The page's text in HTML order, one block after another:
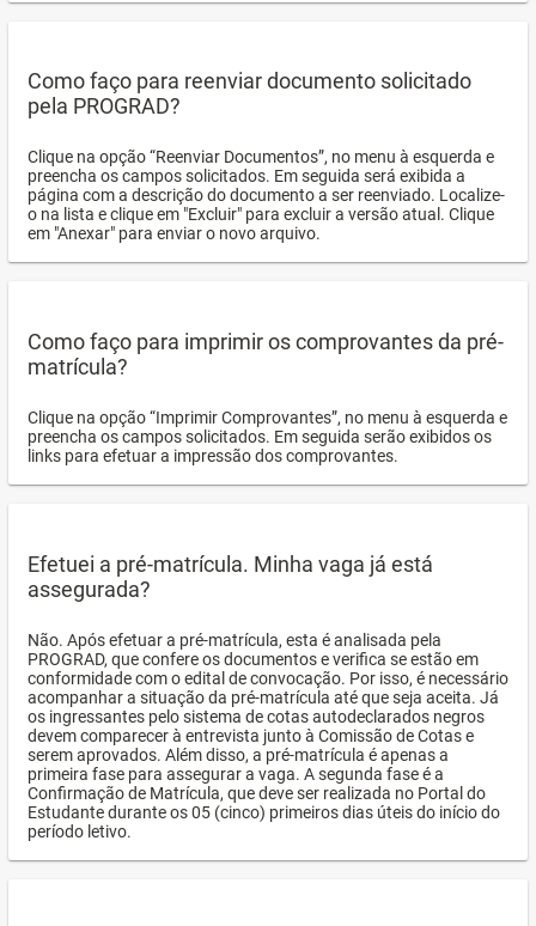
Como faço para reenviar documento solicitado
pela PROGRAD?
Clique na opção “Reenviar Documentos”, no menu à esquerda e
preencha os campos solicitados. Em seguida será exibida a
página com a descrição do documento a ser reenviado. Localize-
o na lista e clique em "Excluir" para excluir a versão atual. Clique
em "Anexar" para enviar o novo arquivo.
Como faço para imprimir os comprovantes da pré-
matrícula?
Clique na opção “Imprimir Comprovantes”, no menu à esquerda e
preencha os campos solicitados. Em seguida serão exibidos os
links para efetuar a impressão dos comprovantes.
Efetuei a pré-matrícula. Minha vaga já está
assegurada?
Não. Após efetuar a pré-matrícula, esta é analisada pela
PROGRAD, que confere os documentos e verifica se estão em
conformidade com o edital de convocação. Por isso, é necessário
acompanhar a situação da pré-matrícula até que seja aceita. Já
os ingressantes pelo sistema de cotas autodeclarados negros
devem comparecer à entrevista junto à Comissão de Cotas e
serem aprovados. Além disso, a pré-matrícula é apenas a
primeira fase para assegurar a vaga. A segunda fase é a
Confirmação de Matrícula, que deve ser realizada no Portal do
Estudante durante os 05 (cinco) primeiros dias úteis do início do
período letivo.